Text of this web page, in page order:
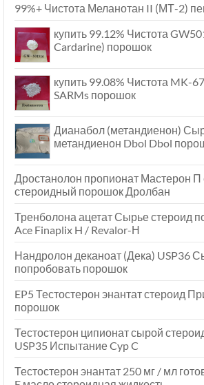
99%+ Чистота Меланотан II (МТ-2)
купить 99.12% Чистота
Cardarine) порошок
купить 99.08% Чистота MK-
SARMs порошок
Дианабол (метандиенон)
метандиенон Dbol Dbol
Дростанолон пропионат Мастерон
стероидный порошок Дролбан
Тренболона ацетат Сырье стероид
Ace Finaplix H / Revalor-Н
Нандролон деканоат (Дека) USP36
попробовать порошок
EP5 Тестостерон энантат стероид
порошок
Тестостерон ципионат сырой
USP35 Испытание Cyp C
Тестостерон энантат 250 мг / мл